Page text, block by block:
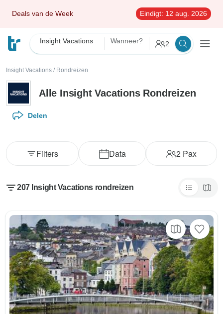
Deals van de Week Eindigt: 12 aug. 2026
Insight Vacations Wanneer? 2
Insight Vacations / Rondreizen
Alle Insight Vacations Rondreizen
Delen
Data 2 Pax
Filters
207 Insight Vacations rondreizen